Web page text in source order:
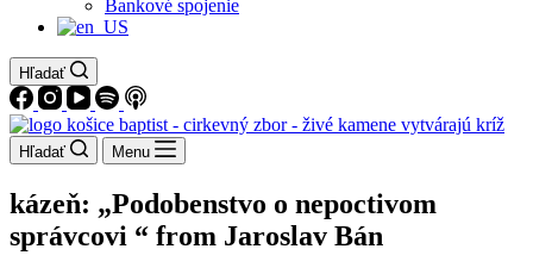
Bankové spojenie
Hľadať
Hľadať Menu
kázeň: „Podobenstvo o nepoctivom
správcovi “ from Jaroslav Bán